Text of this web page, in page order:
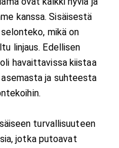
kanssa. Sisäisestä
mikä on
linjaus. Edellisen
havaittavissa kiistaa
ja suhteesta
turvallisuuteen
jotka putoavat